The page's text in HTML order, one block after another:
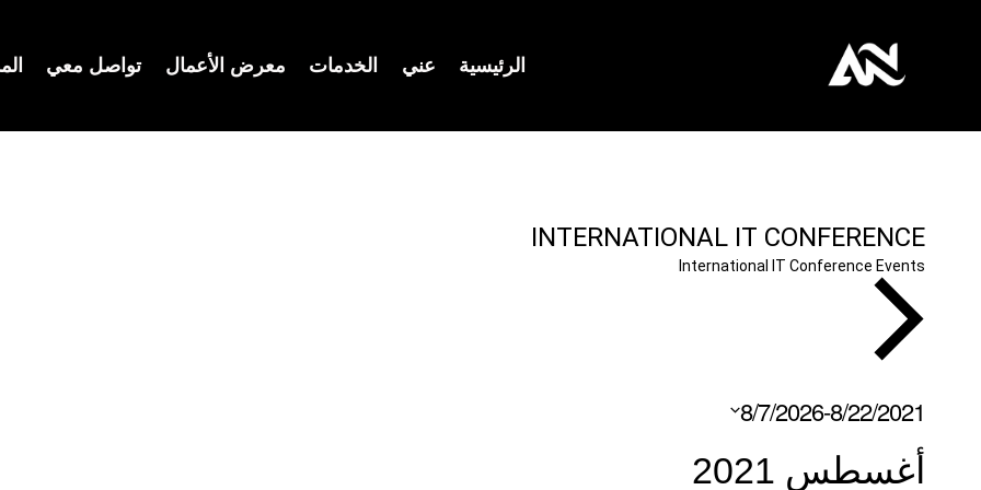
الرئيسية عني الخدمات معرض الأعمال تواصل معي
INTERNATIONAL IT CONFERENCE
Events
International IT Conference
EVENTS
8/22/2021
-
8/7/2026
Select
date.
أغسطس 2021